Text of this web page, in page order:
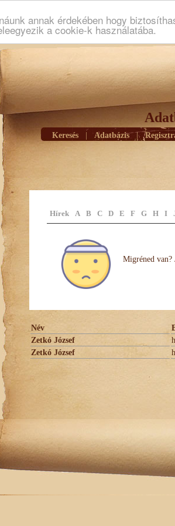
annak érdekében hogy
a cookie-k használatába.
Keresés Adatbázis |
Hírek A B C D E F G H I
Migréned van?
Név
Zetkó József
Zetkó József